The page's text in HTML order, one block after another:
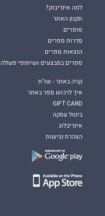
למה אינדיבוק?
תקנון האתר
סופרים
סדרות ספרים
הוצאות ספרים
ספרים במבצעים ושיתופי פעולה
קניה באתר - שו"ת
איך לרכוש ספר באתר
GIFT CARD
ביטול עסקה
אינדיבלוג
הצהרת נגישות